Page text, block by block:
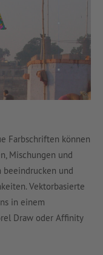
Farbschriften können
Mischungen und
beeindrucken und
Vektorbasierte
in einem
Draw oder Affinity